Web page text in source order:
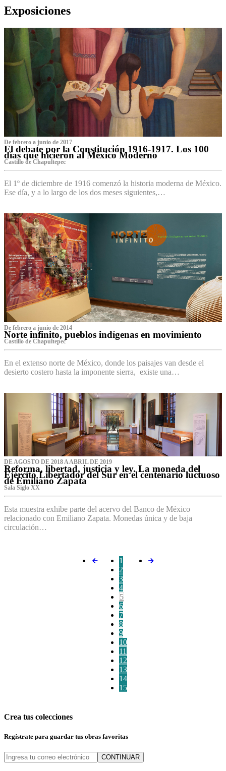
Exposiciones
De febrero a junio de 2017
El debate por la Constitución 1916-1917. Los 100
días que hicieron al México Moderno
Castillo de Chapultepec
El 1º de diciembre de 1916 comenzó la historia moderna de México.
Ese día, y a lo largo de los dos meses siguientes,…
De febrero a junio de 2014
Norte infinito, pueblos indígenas en movimiento
Castillo de Chapultepec
En el extenso norte de México, donde los paisajes van desde el
desierto costero hasta la imponente sierra, existe una…
DE AGOSTO DE 2018 A ABRIL DE 2019
Reforma, libertad, justicia y ley. La moneda del
Ejército Libertador del Sur en el centenario luctuoso
de Emiliano Zapata
Sala Siglo XX
Esta muestra exhibe parte del acervo del Banco de México
relacionado con Emiliano Zapata. Monedas única y de baja
circulación…
1
2
3
4
5
6
7
8
9
10
11
12
13
14
15
Crea tus colecciones
Regístrate para guardar tus obras favoritas
CONTINUAR